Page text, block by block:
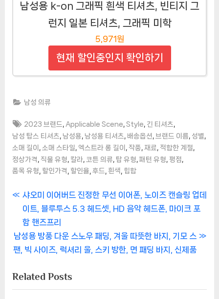
남성용 k-on 그래픽 흰색 티셔츠, 빈티지 그
런지 일본 티셔츠, 그래픽 미학
5,971원
현재 할인중인지 확인하기
남성 의류
Tags:
2023 브랜드 Applicable Scene Style 긴 티셔츠
남성 탑스 티셔츠 남성용 남성용 티셔츠 배송옵션 브랜드 이름 성별
소매 길이 소매 스타일 엑스트라 롱 길이 작풍 재료 적합한 계절
정상가격 직물 유형 칼라 코튼 의류 탑 유형 패턴 유형 평점
품목 유형 할인가격 할인율 후드 흰색 힙합
글
탐
색
P
r
e
v
u
s
샤오미 이어버드 진정한 무선 이어폰, 노이즈 캔슬링 업데
이트, 블루투스 5.3 헤드셋, HD 음악 헤드폰, 마이크 포
함 핸즈프리
N
e
t
P
남성용 방풍 다운 스노우 패딩, 겨울 따뜻한 바지, 기모 스
팬, 빅 사이즈, 럭셔리 울, 스키 방한, 면 패딩 바지, 신제품
Related Posts